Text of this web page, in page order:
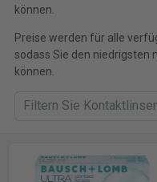
können.
Preise werden für alle
sodass Sie den niedrigsten
können.